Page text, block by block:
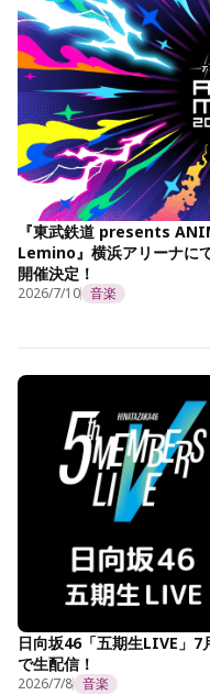
『東武鉄道 presents
Lemino』横浜アリーナに
開催決定！
2026/7/10 音楽
日向坂46「五期生LIVE」
で生配信！
2026/7/8 音楽